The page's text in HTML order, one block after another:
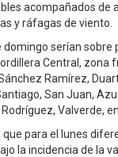
acompañados de
y ráfagas de viento.
domingo serían sobre
Central, zona
Ramírez,
San Juan,
Valverde,
que para el lunes
la incidencia de la